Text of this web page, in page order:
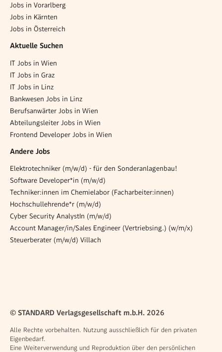
Jobs in Vorarlberg
Jobs in Kärnten
Jobs in Österreich
Aktuelle Suchen
IT Jobs in Wien
IT Jobs in Graz
IT Jobs in Linz
Bankwesen Jobs in Linz
Berufsanwärter Jobs in Wien
Abteilungsleiter Jobs in Wien
Frontend Developer Jobs in Wien
Andere Jobs
Elektrotechniker (m/w/d) - für den Sonderanlagenbau!
Software Developer*in (m/w/d)
Techniker:innen im Chemielabor (Facharbeiter:innen)
Hochschullehrende*r (m/w/d)
Cyber Security AnalystIn (m/w/d)
Account Manager/in/Sales Engineer (Vertriebsing.) (w/m/x)
Steuerberater (m/w/d) Villach
© STANDARD Verlagsgesellschaft m.b.H. 2026
Alle Rechte vorbehalten. Nutzung ausschließlich für den privaten
Eigenbedarf.
Eine Weiterverwendung und Reproduktion über den persönlichen